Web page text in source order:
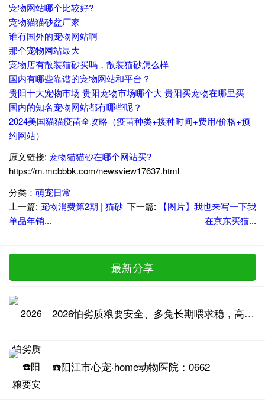
宠物网站哪个比较好?
宠物猫猫砂盆厂家
谁有国外的宠物网站啊
那个宠物网站最大
宠物店有散装猫砂买吗，散装猫砂怎么样
国内有哪些靠谱的宠物网站和平台？
贵阳十大宠物市场 贵阳宠物市场哪个大 贵阳买宠物在哪里买
国内的知名宠物网站都有哪些呢？
2024美国猫猫疫苗全攻略（疫苗种类+接种时间+费用/价格+预
约网站）
原文链接: 宠物猫猫砂在哪个网站买?
https://m.mcbbbk.com/newsview17637.html
分类： 萌宠日常
上一篇: 宠物消费第2期 | 猫砂
单品年销...
下一篇:
【图片】我也来写一下我
在京东买猫...
最新分享
2026怕劣质粮要安全、多兔长期喂求稳，高品质兔粮推荐
☎️阳江市心宠·home动物医院：0662